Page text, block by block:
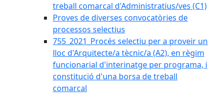
treball comarcal d'Administratius/ves (C1)
Proves de diverses convocatòries de
processos selectius
755_2021_Procés selectiu per a proveir un
lloc d'Arquitecte/a tècnic/a (A2), en règim
funcionarial d'interinatge per programa, i
constitució d'una borsa de treball
comarcal